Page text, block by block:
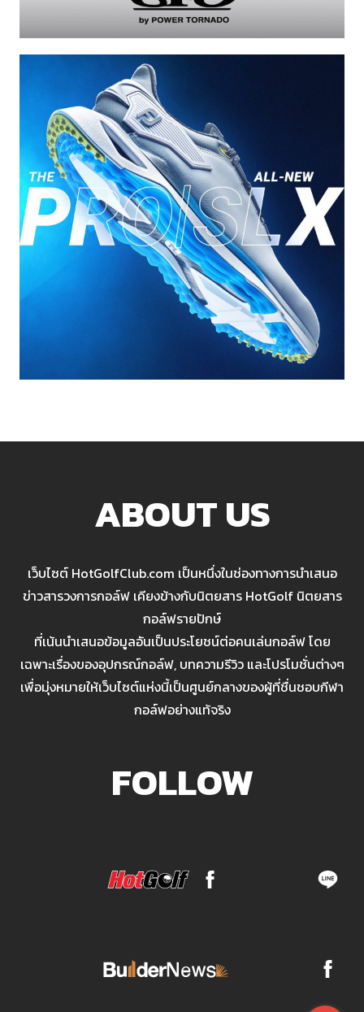
ABOUT US
เว็บไซต์ HotGolfClub.com เป็นหนึ่งในช่องทางการนำเสนอ
ข่าวสารวงการกอล์ฟ เคียงข้างกับนิตยสาร HotGolf นิตยสาร
กอล์ฟรายปักษ์
ที่เน้นนำเสนอข้อมูลอันเป็นประโยชน์ต่อคนเล่นกอล์ฟ โดย
เฉพาะเรื่องของอุปกรณ์กอล์ฟ, บทความรีวิว และโปรโมชั่นต่างๆ
เพื่อมุ่งหมายให้เว็บไซต์แห่งนี้เป็นศูนย์กลางของผู้ที่ชื่นชอบกีฬา
กอล์ฟอย่างแท้จริง
FOLLOW